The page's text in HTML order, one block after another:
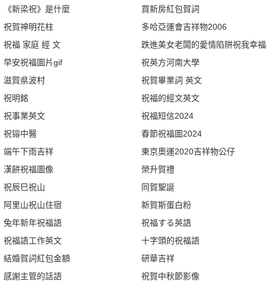
《新梁祝》是什麼
祝賀神明花柱
祝福 家庭 經 文
早安祝福圖片gif
滋賀県波村
祝明銘
祝事業英文
祝镕中醫
端午下雨吉祥
漢餅祝福圖像
祝辰巳祝山
阿里山祝山住宿
兔年新年祝福語
祝福語工作英文
結婚賀詞紅包金額
感謝主管的話語
買新房紅包賀詞
多哈亞運會吉祥物2006
跌進美女老闆的愛情陷阱祝我幸福
祝英方河南大學
祝賀畢業詞 英文
祝福的經文英文
祝福短信2024
春節祝福圖2024
東京奧運2020吉祥物公仔
榮升賀禮
同賀聖誕
新賀斯蛋白粉
祝福する英語
十字頭的祝福語
研華吉祥
祝賀中秋節影像